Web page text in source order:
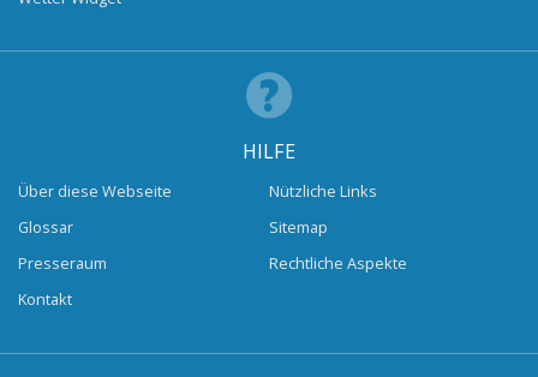
HILFE
Über diese Webseite
Glossar
Presseraum
Kontakt
Nützliche Links
Sitemap
Rechtliche Aspekte